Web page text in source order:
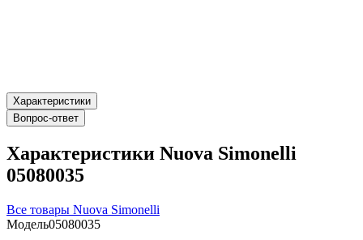
Характеристики
Вопрос-ответ
Характеристики Nuova Simonelli
05080035
Все товары Nuova Simonelli
Модель05080035